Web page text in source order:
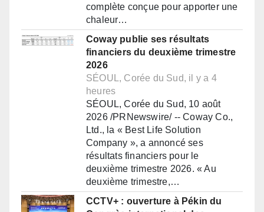
complète conçue pour apporter une
chaleur…
Coway publie ses résultats
financiers du deuxième trimestre
2026
SÉOUL, Corée du Sud, il y a 4
heures
SÉOUL, Corée du Sud, 10 août
2026 /PRNewswire/ -- Coway Co.,
Ltd., la « Best Life Solution
Company », a annoncé ses
résultats financiers pour le
deuxième trimestre 2026. « Au
deuxième trimestre,…
CCTV+ : ouverture à Pékin du